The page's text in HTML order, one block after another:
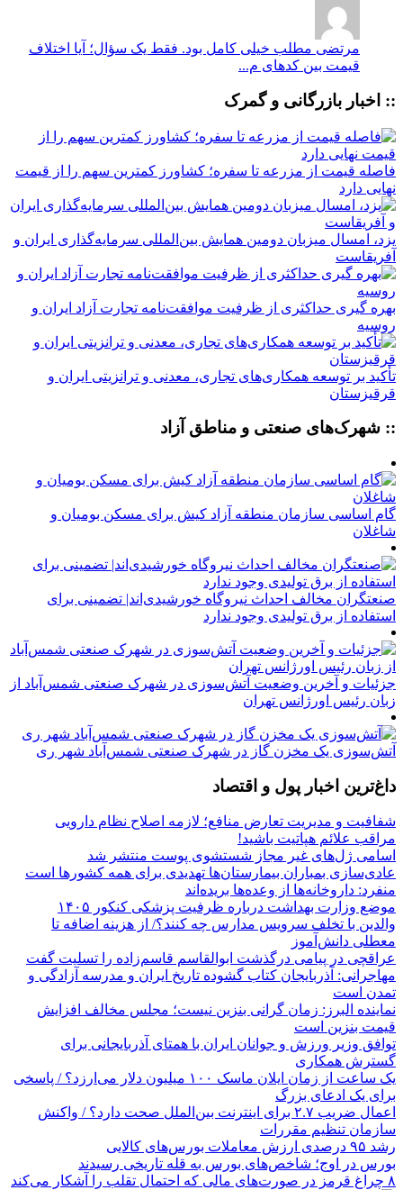
مرتضی مطلب خیلی کامل بود. فقط یک سؤال؛ آیا اختلاف
قیمت بین کدهای م...
:: اخبار بازرگانی و گمرک
فاصله قیمت از مزرعه تا سفره؛ کشاورز کمترین سهم را از قیمت
نهایی دارد
یزد، امسال میزبان دومین همایش بین‌المللی سرمایه‌گذاری ایران و
آفریقاست
بهره گیری حداکثری از ظرفیت موافقت‌نامه تجارت آزاد ایران و
روسیه
تأکید بر توسعه همکاری‌های تجاری، معدنی و ترانزیتی ایران و
قرقیزستان
:: شهرک‌های صنعتی و مناطق آزاد
گام اساسی سازمان منطقه آزاد کیش برای مسکن بومیان و
شاغلان
صنعتگران مخالف احداث نیروگاه خورشیدی‌اند| تضمینی برای
استفاده از برق تولیدی وجود ندارد
جزئیات و آخرین وضعیت آتش‌سوزی در شهرک صنعتی شمس‌آباد از
زبان رئیس اورژانس تهران
آتش‌سوزی یک مخزن گاز در شهرک صنعتی شمس‌آباد شهر ری
داغ‌ترین اخبار پول و اقتصاد
شفافیت و مدیریت تعارض منافع؛ لازمه اصلاح نظام دارویی
مراقب علائم هپاتیت باشید!
اسامی ژل‌های غیر مجاز شستشوی پوست منتشر شد
عادی‌سازی بمباران بیمارستان‌ها تهدیدی برای همه کشورها است
منفرد: داروخانه‌ها از وعده‌ها بریده‌اند
موضع وزارت بهداشت درباره ظرفیت پزشکی کنکور ۱۴۰۵
والدین با تخلف سرویس مدارس چه کنند؟/ از هزینه اضافه تا
معطلی دانش‌آموز
عراقچی در پیامی درگذشت ابوالقاسم قاسم‌زاده را تسلیت گفت
مهاجرانی: آذربایجان کتاب گشوده تاریخ ایران و مدرسه آزادگی و
تمدن است
نماینده البرز: زمان گرانی بنزین نیست؛ مجلس مخالف افزایش
قیمت بنزین است
توافق وزیر ورزش و جوانان ایران با همتای آذربایجانی برای
گسترش همکاری
یک ساعت از زمان ایلان ماسک ۱۰۰ میلیون دلار می‌ارزد؟ / پاسخی
برای یک ادعای بزرگ
اعمال ضریب ۲.۷ برای اینترنت بین‌الملل صحت دارد؟ / واکنش
سازمان تنظیم مقررات
رشد ۹۵ درصدی ارزش معاملات بورس‌های کالایی
بورس در اوج؛ شاخص‌های بورس به قله تاریخی رسیدند
۸ چراغ قرمز در صورت‌های مالی که احتمال تقلب را آشکار می‌کند